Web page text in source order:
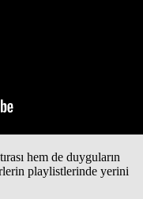
hem de duyguların
playlistlerinde yerini